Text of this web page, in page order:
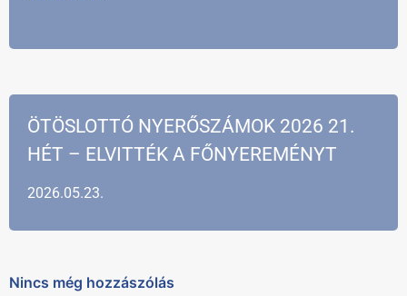
2026.05.23.
ÖTÖSLOTTÓ NYERŐSZÁMOK 2026 21.
HÉT – ELVITTÉK A FŐNYEREMÉNYT
Nincs még hozzászólás